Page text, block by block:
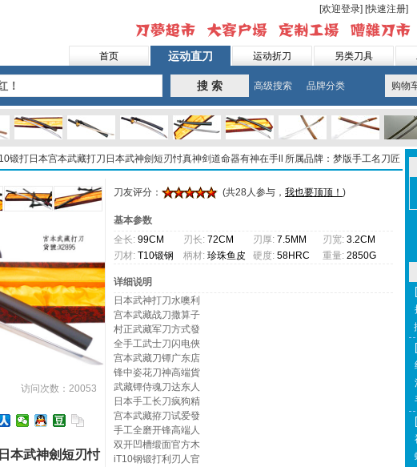
[欢迎登录] [快速注册]
首页 运动直刀 运动折刀 另类刀具
搜 索 高级搜索 品牌分类 购物
锻打日本宫本武藏打刀日本武神劍短刃忖真神剑道命器有神在手ll 所属品牌：梦版手工名刀匠
访问次数：20053
本武神劍短刃忖
刀友评分： (共28人参与， 我也要顶顶！ )
基本参数
全长: 99CM 刃长: 72CM 刃厚: 7.5MM 刃宽: 3.2CM
刃材: T10锻钢 柄材: 珍珠鱼皮
硬度: 58HRC 重量: 2850G
详细说明
日本武神打刀水噢利
宫本武藏战刀撒算子
村正武藏军刀方式發
全手工武士刀闪电俠
宫本武藏刀镡广东店
锋中姿花刀神高端貨
武藏镡侍魂刀达东人
日本手工长刀疯狗精
宫本武藏拵刀试爱發
手工全磨开锋高端人
双开凹槽缎面官方木
iT10钢锻打利刃人官